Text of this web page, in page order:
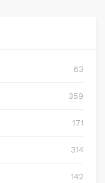
63
359
171
314
142